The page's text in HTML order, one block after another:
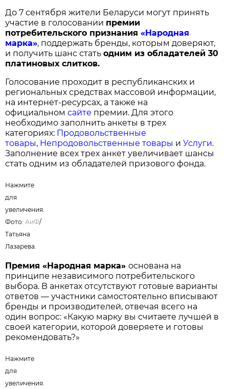
До 7 сентября жители Беларуси могут принять
участие в голосовании премии
потребительского признания«Народная
марка», поддержать бренды, которым доверяют,
и получить шанс статьодним из обладателей 30
платиновых слитков.
Голосование проходит в республиканских и
региональных средствах массовой информации,
на интернет-ресурсах, а также на
официальномсайте премии. Для этого
необходимо заполнить анкеты в трех
категориях: Продовольственные
товары, Непродовольственные товары иУслуги.
Заполнение всех трех анкет увеличивает шансы
стать одним из обладателей призового фонда.
Нажмите
для
увеличения.
Фото:АиФ/
Татьяна
Лазарева.
Премия «Народная марка»основана на
принципе независимого потребительского
выбора. В анкетах отсутствуют готовые варианты
ответов — участники самостоятельно вписывают
бренды и производителей, отвечая всего на
один вопрос: «Какую марку вы считаете лучшей в
своей категории, которой доверяете и готовы
рекомендовать?»
Нажмите
для
увеличения.